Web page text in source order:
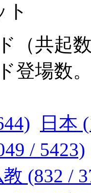
ト
（共起
登場数
日本
/ 5423)
(832 /